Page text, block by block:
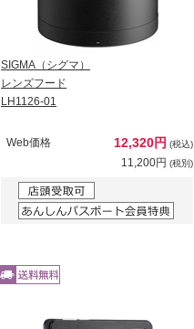
SIGMA（シグマ）
レンズフード
LH1126-01
Web価格 12,320円 (税込)
11,200円 (税別)